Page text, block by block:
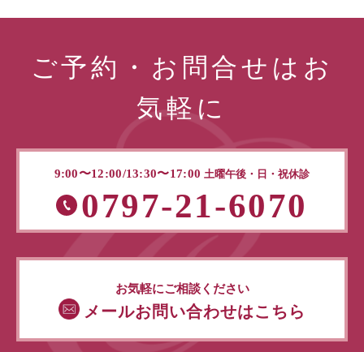
ご予約・お問合せはお
気軽に
9:00〜12:00/13:30〜17:00 土曜午後・日・祝休診
0797-21-6070
お気軽にご相談ください
メールお問い合わせはこちら